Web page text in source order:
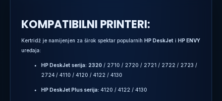
KOMPATIBILNI PRINTERI:
Kertridž je namijenjen za širok spektar popularnih HP DeskJet i HP ENVY
uređaja:
HP DeskJet serija: 2320 / 2710 / 2720 / 2721 / 2722 / 2723 /
2724 / 4110 / 4120 / 4122 / 4130
HP DeskJet Plus serija: 4120 / 4122 / 4130